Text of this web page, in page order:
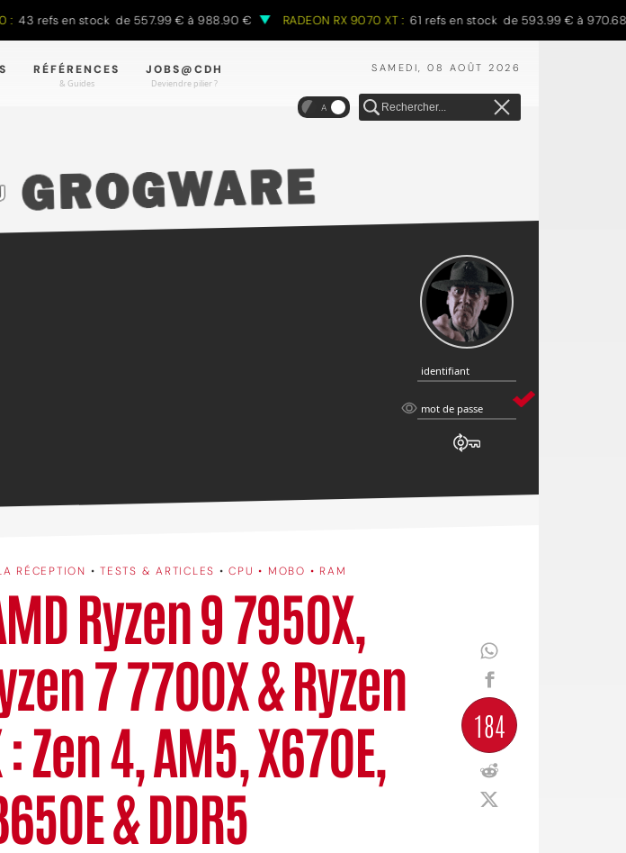
en stock de 557.99 € à 988.90 € RADEON RX 9070 XT : 61 refs en stock de 593.99 € à 970.68 €
SAMEDI, 08 AOÛT 2026
RÉFÉRENCES
& Guides
JOBS@CDH
Deviendre pilier ?
A
identifiant
identifiant
mot
mot de passe
RÉCEPTION • TESTS & ARTICLES •CPU • MOBO • RAM
Ryzen 9 7950X,
7 7700X & Ryzen
Zen 4, AM5, X670E,
& DDR5
184